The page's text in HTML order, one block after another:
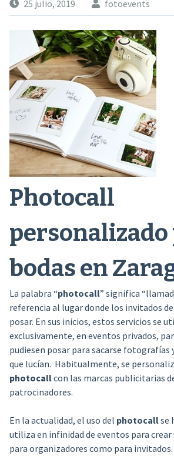
25 julio, 2019 fotoevents
Photocall
personalizado
bodas en
La palabra “photocall” significa
referencia al lugar donde los invitados
posar. En sus inicios, estos servicios se
exclusivamente, en eventos privados,
pudiesen posar para sacarse
que lucían. Habitualmente, se
photocallcon las marcas publicitarias
patrocinadores.
En la actualidad, el uso del photocallse
utiliza en infinidad de eventos para
para organizadores como para invitados.